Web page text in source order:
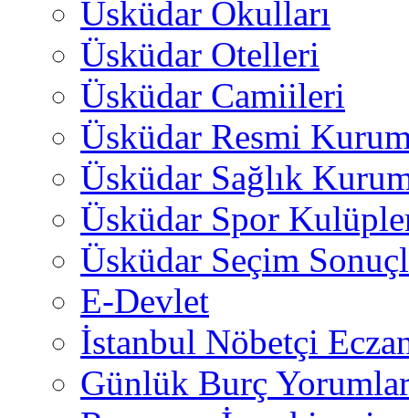
Üsküdar Okulları
Üsküdar Otelleri
Üsküdar Camiileri
Üsküdar Resmi
Üsküdar Sağlık
Üsküdar Spor
Üsküdar Seçim
E-Devlet
İstanbul Nöbetçi
Günlük Burç